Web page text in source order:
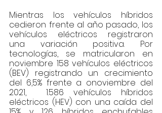
Mientras los vehículos híbridos
cedieron frente al año pasado, los
vehículos eléctricos registraron
una variación positiva. Por
tecnologías, se matricularon en
noviembre 158 vehículos eléctricos
(BEV) registrando un crecimiento
del 6,5% frente a onoviembre del
2021,  1.586 vehículos híbridos
eléctricos (HEV) con una caída del